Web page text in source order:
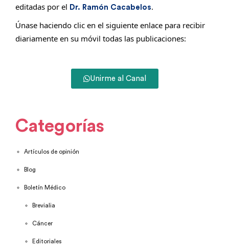
editadas por el Dr. Ramón Cacabelos.
Únase haciendo clic en el siguiente enlace para recibir
diariamente en su móvil todas las publicaciones:
Unirme al Canal
Categorías
Artículos de opinión
Blog
Boletín Médico
Brevialia
Cáncer
Editoriales